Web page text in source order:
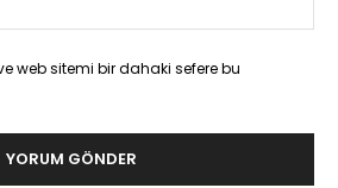
web sitemi bir dahaki sefere bu